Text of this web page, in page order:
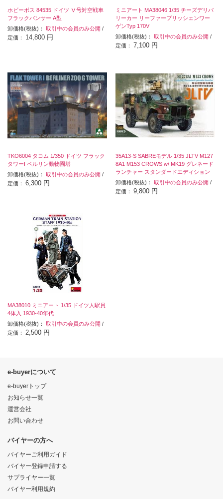
ホビーボス 84535 ドイツ Ⅴ号対空戦車
フラックパンサー A型
卸価格(税抜)： 取引中の会員のみ公開 /
定価： 14,800 円
ミニアート MA38046 1/35 チーズデリバ
リーカー リーファープリッシェンワー
ゲンTyp 170V
卸価格(税抜)：取引中の会員のみ公開 /
定価： 7,100 円
TKO6004 タコム 1/350 ドイツ フラック
タワーI ベルリン動物園塔
卸価格(税抜)： 取引中の会員のみ公開 /
定価： 6,300 円
35A13-S SABREモデル 1/35 JLTV M127
8A1 M153 CROWS w/ MK19 グレネード
ランチャー スタンダードエディション
卸価格(税抜)：取引中の会員のみ公開 /
定価：9,800 円
MA38010 ミニアート 1/35 ドイツ人駅員
4体入 1930-40年代
卸価格(税抜)： 取引中の会員のみ公開 /
定価： 2,500 円
e-buyerについて
e-buyerトップ
お知らせ一覧
運営会社
お問い合わせ
バイヤーの方へ
バイヤーご利用ガイド
バイヤー登録申請する
サプライヤー一覧
バイヤー利用規約